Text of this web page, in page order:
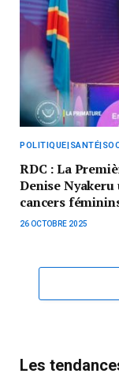
RDC : La
Denise
cancers
26 OCTOBRE 2025
Les